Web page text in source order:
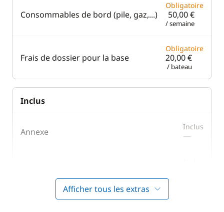
Consommables de bord (pile, gaz,...)
Obligatoire
50,00 €
/ semaine
Frais de dossier pour la base
Obligatoire
20,00 €
/ bateau
Inclus
Annexe Inclus
—
Afficher tous les extras